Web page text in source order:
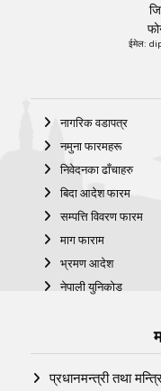
ईमेल:
नागरिक वडापत्र
नमुना फारमहरू
निवेदनका ढाँचाहरु
बिदा आदेश फारम
सम्पत्ति विवरण फारम
माग फाराम
भ्रमण आदेश
नेपाली युनिकोड
प्रधानमन्त्री तथा